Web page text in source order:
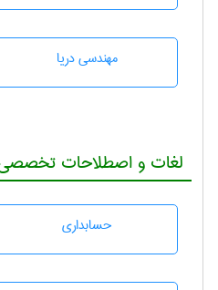
مهندسی دریا
لغات و اصطلاحات تخصصی
حسابداری